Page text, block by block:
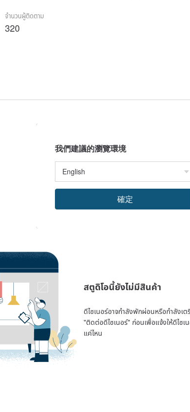
จำนวนผู้ติดตาม
320
สตูดิโอนี้ยังไม่มีสินค้า
ดีไซเนอร์อาจกำลังพักผ่อนหรือกำลังเ
"ติดต่อดีไซเนอร์" ก่อนเพื่อแจ้งให้ดีไซ
แค่ไหน
我們建議的瀏覽環境
確定